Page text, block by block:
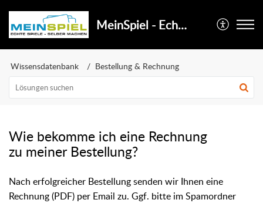
MeinSpiel - Echte Spiele selber machen
Wissensdatenbank Bestellung & Rechnung
Wie bekomme ich eine Rechnung
zu meiner Bestellung?
Nach erfolgreicher Bestellung senden wir Ihnen eine
Rechnung (PDF) per Email zu. Ggf. bitte imSpamordner